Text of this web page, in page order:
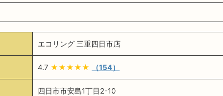
エコリング 三重四日市店
4.7 ★★★★★ （154）
四日市市安島1丁目2-10